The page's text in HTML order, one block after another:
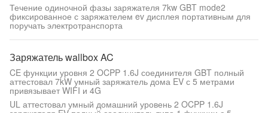
Течение одиночной фазы заряжателя 7kw GBT mode2
фиксированное с заряжателем ev дисплея портативным для
поручать электротранспорта
Заряжатель wallbox AC
CE функции уровня 2 OCPP 1.6J соединителя GBT полный
аттестовал 7kW умный заряжатель дома EV с 5 метрами
привязывает WIFI и 4G
UL аттестовал умный домашний уровень 2 OCPP 1.6J